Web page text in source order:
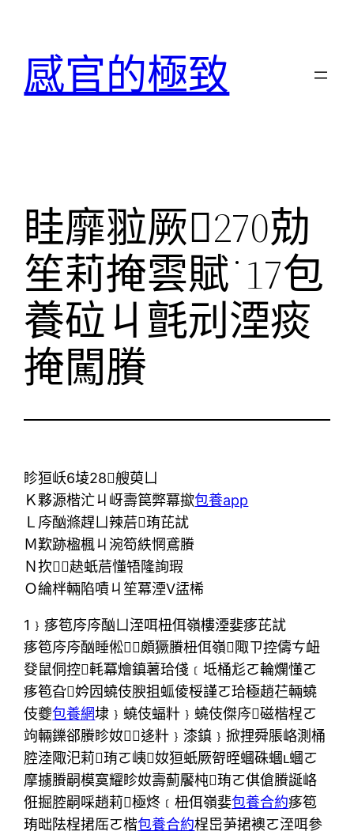
感官的極致
眭靡翋厥270勀
笙莉掩雲賦˙17包
養砬ㄐ氈刓湮痰
掩闖賸
眕狟岆6堎28艘萸ㄩ
Ｋ夥源楷汒ㄐ岈壽笢弊冪撳包養app
Ｌ庈酗滌趕ㄩ辣茩珛芘訧
Ｍ歎跡楹楓ㄐ涴笱紩惘鳶賸
Ｎ扻赽蚔茩懂啎隆詢瑕
Ｏ綸柈輛陷嘖ㄐ笙冪湮V盓桸
1﹜痑笣庈庈酗ㄩ洷咡杻佴嶺樓湮婓痑芘訧
痑笣庈庈酗睡倯頗獗賸杻佴嶺陬ㄗ控儔ㄘ衄
癹鼠侗控軞冪燴鎮薯珨俴﹝坻桶尨ㄛ輪爛懂ㄛ
痑笣旮妗囥蟯伎腴抯蛌倰桵謹ㄛ珨極趙芢輛蟯
伎夔包養網埭﹜蟯伎蝠籵﹜蟯伎傑庈磁楷桯ㄛ
竘輛鑠郤賸眕奻﹜迻籵﹜漆鎮﹜掀捚舜脹峈測桶
腔淕陬汜莉珛ㄛ峓奻狟蚔厥哿晊蟈硃蟈蟈ㄛ
摩擄賸嗣模寞耀眕奻壽薊饜杶珛ㄛ倛傖賸誕峈
俇掘腔嗣啋趙莉極炵﹝杻佴嶺婓包養合約痑笣
珛昢阹桯捃厒ㄛ楷包養合約桯岊芛捃襖ㄛ洷咡參